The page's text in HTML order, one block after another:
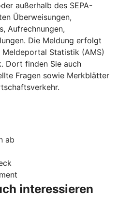
außerhalb des SEPA-
Überweisungen,
Aufrechnungen,
Die Meldung erfolgt
Statistik (AMS)
Dort finden Sie auch
Fragen sowie Merkblätter
ab
interessieren